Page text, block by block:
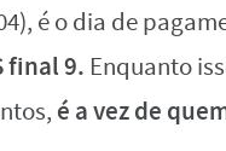
é o dia de
final 9. Enquanto
é a vez de